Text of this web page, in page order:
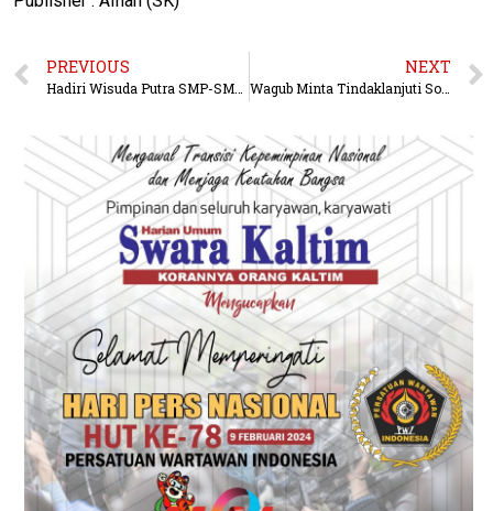
PREVIOUS
Hadiri Wisuda Putra SMP-SMA Al-IzzahWagub Doakan Jadi Orang Sukses
NEXT
Wagub Minta Tindaklanjuti Soal Illegal Mining